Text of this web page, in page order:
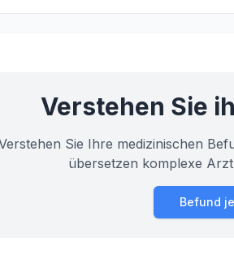
Verstehen Sie
Sie Ihre medizinischen
übersetzen komplexe
Befund